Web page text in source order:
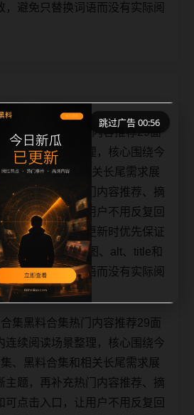
，避免只替换词语而没有实际阅
集黑料合集热门内容推荐29面
连续阅读场景整理，核心围绕今
、黑料合集和相关长尾需求展
主题，再补充热门内容推荐、摘
可点击入口，让用户不用反复回
同类内容。每日更新时优先保证
、主题图、alt、title和
，避免只替换词语而没有实际阅
集黑料合集热门内容推荐29面
连续阅读场景整理，核心围绕今
、黑料合集和相关长尾需求展
主题，再补充热门内容推荐、摘
可点击入口，让用户不用反复回
跳过广告 00:56